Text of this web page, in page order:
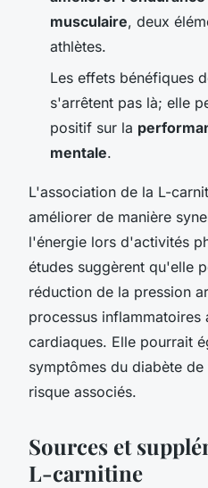
musculaire, deux
athlètes.
Les effets bénéfiques
s'arrêtent pas là; elle
positif sur la
mentale.
L'association de la L-
améliorer de manière
l'énergie lors d'activités
études suggèrent qu'elle
réduction de la pression
processus inflammatoires
cardiaques. Elle pourrait
symptômes du diabète
risque associés.
Sources et
L-carnitine